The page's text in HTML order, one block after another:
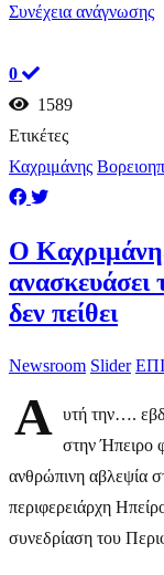
Συνέχεια ανάγνωσης
0
1589
Ετικέτες
Καχριμάνης
O
ανασκευάσει
δεν πείθει
Newsroom Slider
Α υτή την….
στην Ήπειρο
ανθρώπινη αβλεψία
περιφερειάρχη
συνεδρίαση του